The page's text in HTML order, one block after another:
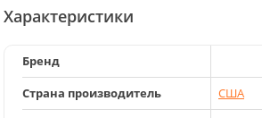
Характеристики
Бренд
Страна производитель
США